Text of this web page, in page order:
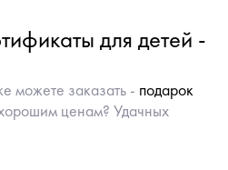
для детей -
можете заказать - подарок
ценам? Удачных